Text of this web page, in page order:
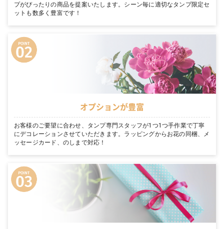
プがぴったりの商品を提案いたします。シーン毎に適切なタンプ限定セ
ットも数多く豊富です！
オプションが豊富
お客様のご要望に合わせ、タンプ専門スタッフが1つ1つ手作業で丁寧
にデコレーションさせていただきます。ラッピングからお花の同梱、メ
ッセージカード、のしまで対応！